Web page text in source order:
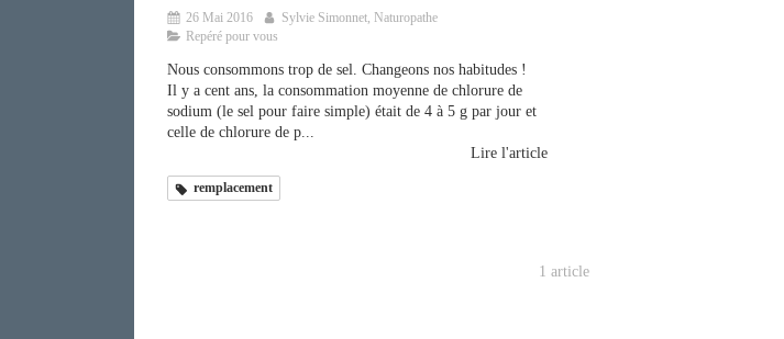
26 Mai 2016
Sylvie Simonnet, Naturopathe
Repéré pour vous
Nous consommons trop de sel. Changeons nos habitudes !
Il y a cent ans, la consommation moyenne de chlorure de
sodium (le sel pour faire simple) était de 4 à 5 g par jour et
celle de chlorure de p...
Lire l'article
remplacement
1 article